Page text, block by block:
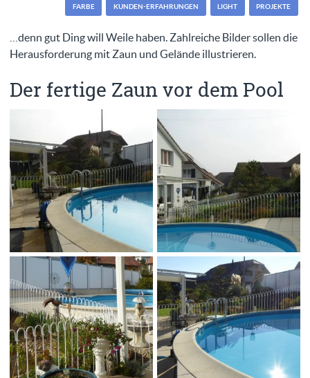
FARBE KUNDEN-ERFAHRUNGEN LIGHT PROJEKTE
…denn gut Ding will Weile haben. Zahlreiche Bilder sollen die
Herausforderung mit Zaun und Gelände illustrieren.
Der fertige Zaun vor dem Pool